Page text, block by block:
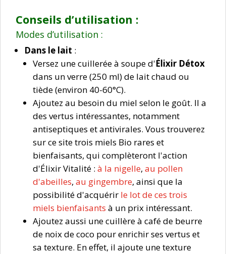
Conseils d’utilisation :
Modes d’utilisation :
Dans le lait :
Versez une cuillerée à soupe d'Élixir Détox
dans un verre (250 ml) de lait chaud ou
tiède (environ 40-60°C).
Ajoutez au besoin du miel selon le goût. Il a
des vertus intéressantes, notamment
antiseptiques et antivirales. Vous trouverez
sur ce site trois miels Bio rares et
bienfaisants, qui complèteront l'action
d'Élixir Vitalité : à la nigelle, au pollen
d'abeilles, au gingembre, ainsi que la
possibilité d'acquérir le lot de ces trois
miels bienfaisants à un prix intéressant.
Ajoutez aussi une cuillère à café de beurre
de noix de coco pour enrichir ses vertus et
sa texture. En effet, il ajoute une texture